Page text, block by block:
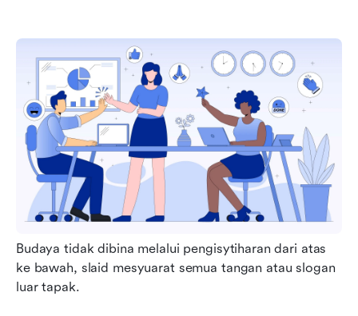
Budaya tidak dibina melalui pengisytiharan dari atas
ke bawah, slaid mesyuarat semua tangan atau slogan
luar tapak.